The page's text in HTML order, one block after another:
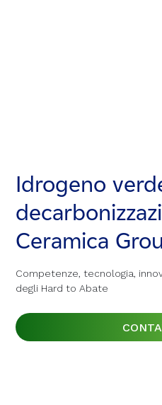
Idrogeno
Ceramica
Competenze, tecnologia,
degli Hard to Abate
Idrogeno
Ceramica
Competenze, tecnologia,
degli Hard to Abate
Idrogeno
Ceramica
Competenze, tecnologia,
degli Hard to Abate